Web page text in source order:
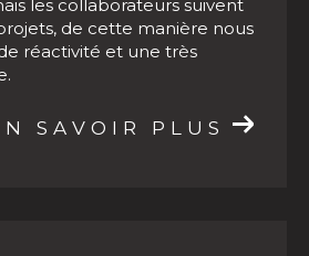
pour vos
à Albi?Contacteznotre
!
les collaborateurs suivent
de cette manière nous
réactivité et une très
SAVOIR PLUS